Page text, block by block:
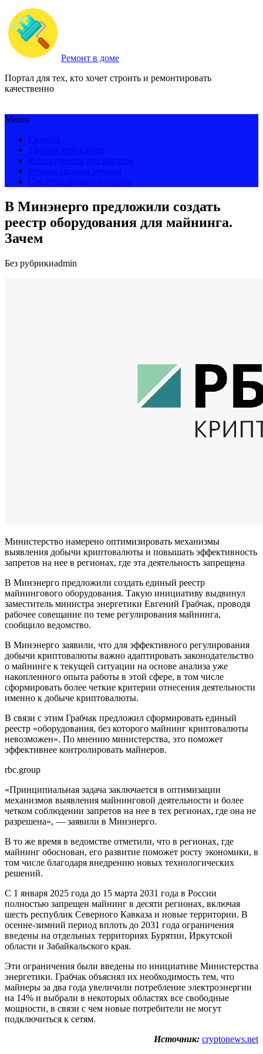
Ремонт в доме
Портал для тех, кто хочет строить и ремонтировать
качественно
Меню
В Минэнерго предложили создать
реестр оборудования для майнинга.
Зачем
Без рубрикиadmin
Министерство намерено оптимизировать механизмы
выявления добычи криптовалюты и повышать эффективность
запретов на нее в регионах, где эта деятельность запрещена
В Минэнерго предложили создать единый реестр
майнингового оборудования. Такую инициативу выдвинул
заместитель министра энергетики Евгений Грабчак, проводя
рабочее совещание по теме регулирования майнинга,
сообщило ведомство.
В Минэнерго заявили, что для эффективного регулирования
добычи криптовалюты важно адаптировать законодательство
о майнинге к текущей ситуации на основе анализа уже
накопленного опыта работы в этой сфере, в том числе
сформировать более четкие критерии отнесения деятельности
именно к добыче криптовалюты.
В связи с этим Грабчак предложил сформировать единый
реестр «оборудования, без которого майнинг криптовалюты
невозможен». По мнению министерства, это поможет
эффективнее контролировать майнеров.
rbc.group
«Принципиальная задача заключается в оптимизации
механизмов выявления майнинговой деятельности и более
четком соблюдении запретов на нее в тех регионах, где она не
разрешена», — заявили в Минэнерго.
В то же время в ведомстве отметили, что в регионах, где
майнинг обоснован, его развитие поможет росту экономики, в
том числе благодаря внедрению новых технологических
решений.
С 1 января 2025 года до 15 марта 2031 года в России
полностью запрещен майнинг в десяти регионах, включая
шесть республик Северного Кавказа и новые территории. В
осенне-зимний период вплоть до 2031 года ограничения
введены на отдельных территориях Бурятии, Иркутской
области и Забайкальского края.
Эти ограничения были введены по инициативе Министерства
энергетики. Грабчак объяснял их необходимость тем, что
майнеры за два года увеличили потребление электроэнергии
на 14% и выбрали в некоторых областях все свободные
мощности, в связи с чем новые потребители не могут
подключиться к сетям.
Источник: cryptonews.net